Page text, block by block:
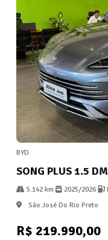
BYD
SONG PLUS 1.5
5.142 km 2025/2026
São José Do Rio Preto
R$ 219.990,00